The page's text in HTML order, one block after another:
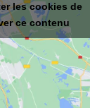
les cookies de
ce contenu